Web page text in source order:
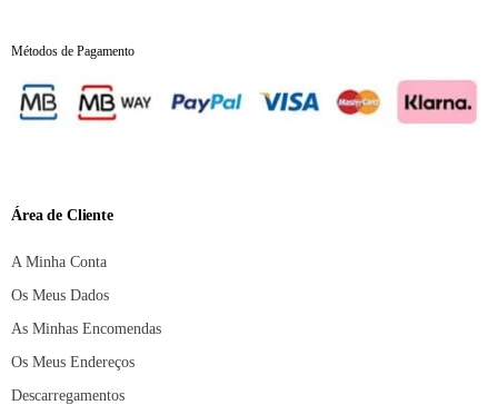
Métodos de Pagamento
Área de Cliente
A Minha Conta
Os Meus Dados
As Minhas Encomendas
Os Meus Endereços
Descarregamentos